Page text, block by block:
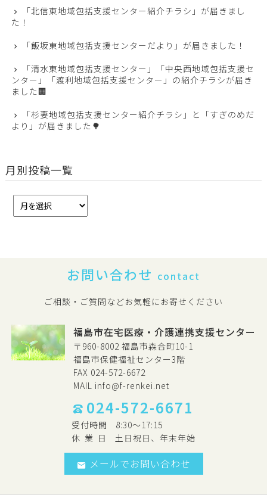
「北信東地域包括支援センター紹介チラシ」が届きまし
た！
「飯坂東地域包括支援センターだより」が届きました！
「清水東地域包括支援センター」「中央西地域包括支援セ
ンター」「渡利地域包括支援センター」の紹介チラシが届き
ました🏢
「杉妻地域包括支援センター紹介チラシ」と「すぎのめだ
より」が届きました🌳
月別投稿一覧
お問い合わせ contact
ご相談・ご質問などお気軽にお寄せください
福島市在宅医療・介護連携支援センター
〒960-8002 福島市森合町10-1
福島市保健福祉センター3階
FAX 024-572-6672
MAIL info@f-renkei.net
024-572-6671
受付時間
8:30～17:15
休 業 日 土日祝日、年末年始
メールでお問い合わせ